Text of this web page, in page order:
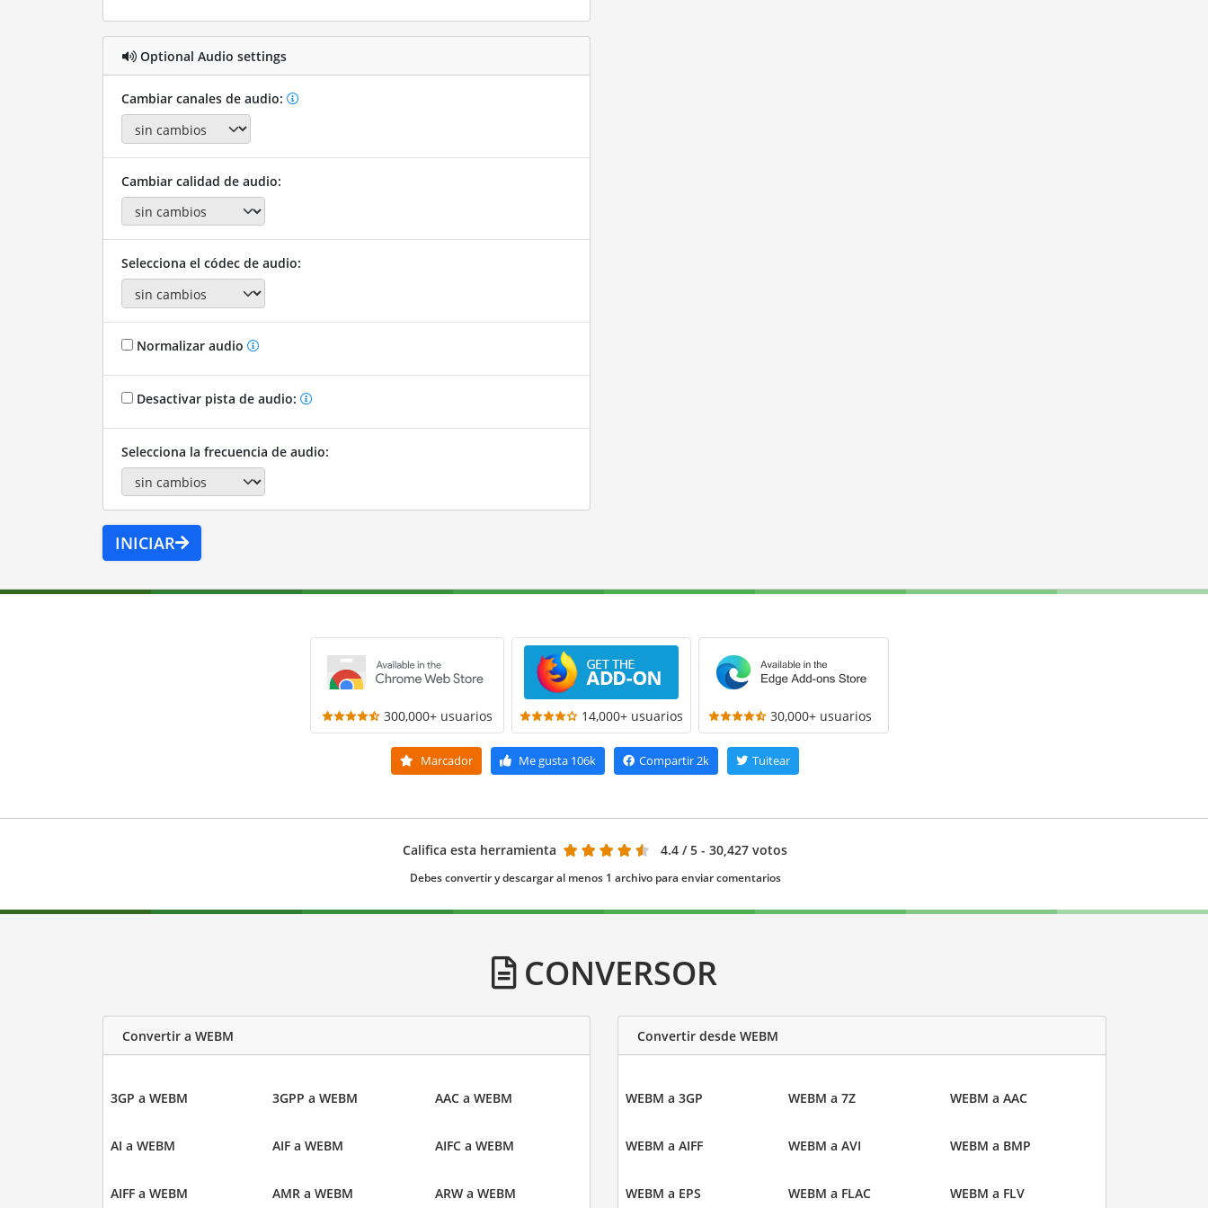
Optional Audio settings
Cambiar canales de audio:
Cambiar calidad de audio:
Selecciona el códec de audio:
Normalizar audio
Desactivar pista de audio:
Selecciona la frecuencia de audio:
INICIAR
300,000+ usuarios 14,000+ usuarios 30,000+ usuarios
Marcador Me gusta 106k Compartir2k Tuitear
Califica esta herramienta 4.4 / 5 - 30,427 votos
Debes convertir y descargar al menos 1 archivo para enviar comentarios
CONVERSOR
Convertir a WEBM
3GP a WEBM 3GPP a WEBM AAC a WEBM
AI a WEBM AIF a WEBM AIFC a WEBM
AIFF a WEBM AMR a WEBM ARW a WEBM
Convertir desde WEBM
WEBM a 3GP WEBM a 7Z WEBM a AAC
WEBM a AIFF WEBM a AVI WEBM a BMP
WEBM a EPS WEBM a FLAC WEBM a FLV